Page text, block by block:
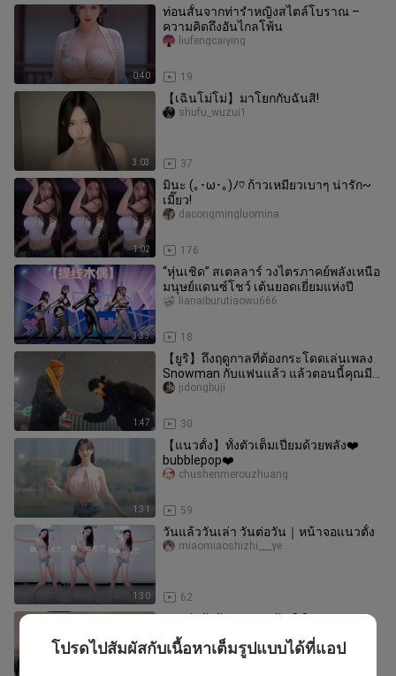
0:40
ท่อนสั้นจากท่ารำหญิงสไตล์โบราณ –
ความคิดถึงอันไกลโพ้น
19
liufengcaiying
3:03
【เฉินโม่โม่】มาโยกกับฉันสิ!
37
shufu_wuzui1
1:02
มินะ (｡･ω･｡)ﾉ♡ ก้าวเหมียวเบาๆ น่ารัก~
เมี๊ยว!
176
dacongmingluomina
3:33
“หุ่นเชิด” สเตลลาร์ วงไตรภาคย์พลังเหนือ
มนุษย์แดนซ์โชว์ เต้นยอดเยี่ยมแห่งปี
18
lianaiburutiaowu666
1:47
【ยูริ】ถึงฤดูกาลที่ต้องกระโดดเล่นเพลง
Snowman กับแฟนแล้ว แล้วตอนนี้คุณมี
แฟนสาวหรือยัง?
30
jidongbuji
1:31
【แนวตั้ง】ทั้งตัวเต็มเปี่ยมด้วยพลัง❤️
bubblepop❤️
59
chushenmerouzhuang
1:30
วันแล้ววันเล่า วันต่อวัน｜หน้าจอแนวตั้ง
62
miaomiaoshizhi___ye
สาวน่ารักกับเพลงสุดมัน 2.0
โปรดไปสัมผัสกับเนื้อหาเต็มรูปแบบได้ที่แอป